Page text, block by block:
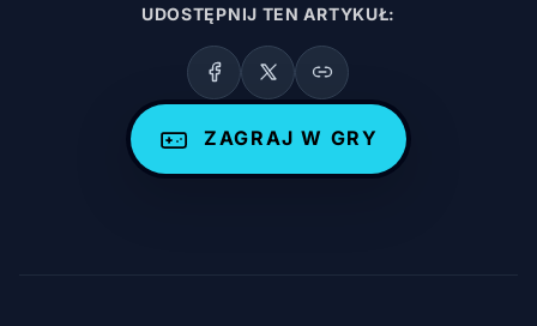
UDOSTĘPNIJ TEN ARTYKUŁ:
ZAGRAJ W GRY